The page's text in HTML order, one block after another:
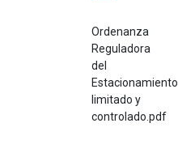
Ordenanza
Reguladora
del
Estacionamiento
limitado y
controlado.pdf